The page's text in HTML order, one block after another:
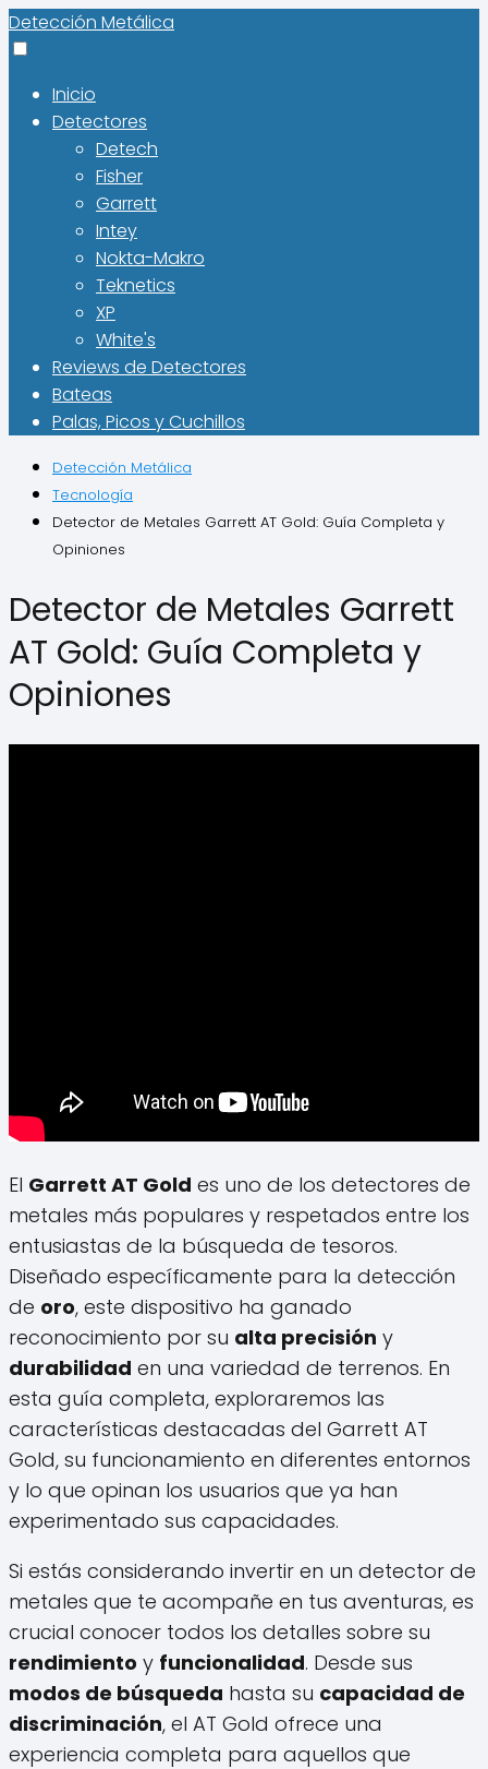
Detección Metálica
Inicio
Detectores
Detech
Fisher
Garrett
Intey
Nokta-Makro
Teknetics
XP
White's
Reviews de Detectores
Bateas
Palas, Picos y Cuchillos
Detección Metálica
Tecnología
Detector de Metales Garrett AT Gold: Guía Completa y
Opiniones
Detector de Metales Garrett
AT Gold: Guía Completa y
Opiniones
El Garrett AT Gold es uno de los detectores de
metales más populares y respetados entre los
entusiastas de la búsqueda de tesoros.
Diseñado específicamente para la detección
de oro, este dispositivo ha ganado
reconocimiento por su alta precisión y
durabilidad en una variedad de terrenos. En
esta guía completa, exploraremos las
características destacadas del Garrett AT
Gold, su funcionamiento en diferentes entornos
y lo que opinan los usuarios que ya han
experimentado sus capacidades.
Si estás considerando invertir en un detector de
metales que te acompañe en tus aventuras, es
crucial conocer todos los detalles sobre su
rendimiento y funcionalidad. Desde sus
modos de búsqueda hasta su capacidad de
discriminación, el AT Gold ofrece una
experiencia completa para aquellos que